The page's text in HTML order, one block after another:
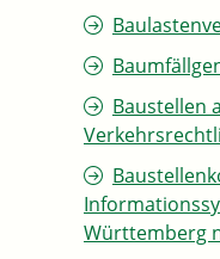
Baustellen
Württemberg